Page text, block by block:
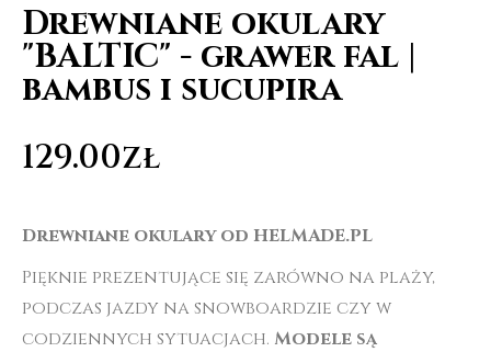
Drewniane okulary
"BALTIC" - grawer fal |
bambus i sucupira
129.00zł
Drewniane okulary od HELMADE.PL
Pięknie prezentujące się zarówno na plaży,
podczas jazdy na snowboardzie czy w
codziennych sytuacjach. Modele są